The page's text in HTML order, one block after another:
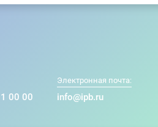
00 00
Электронная почта:
info@ipb.ru